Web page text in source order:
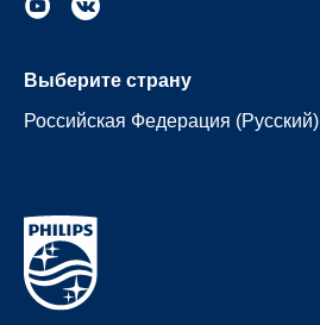
Выберите страну
Российская Федерация (Русский)